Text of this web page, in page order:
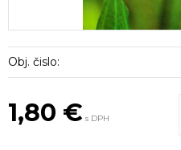
Obj. čislo:
1,80 € s DPH